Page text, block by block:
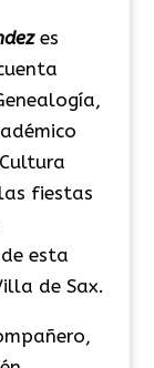
es
fiestas
esta
de Sax.